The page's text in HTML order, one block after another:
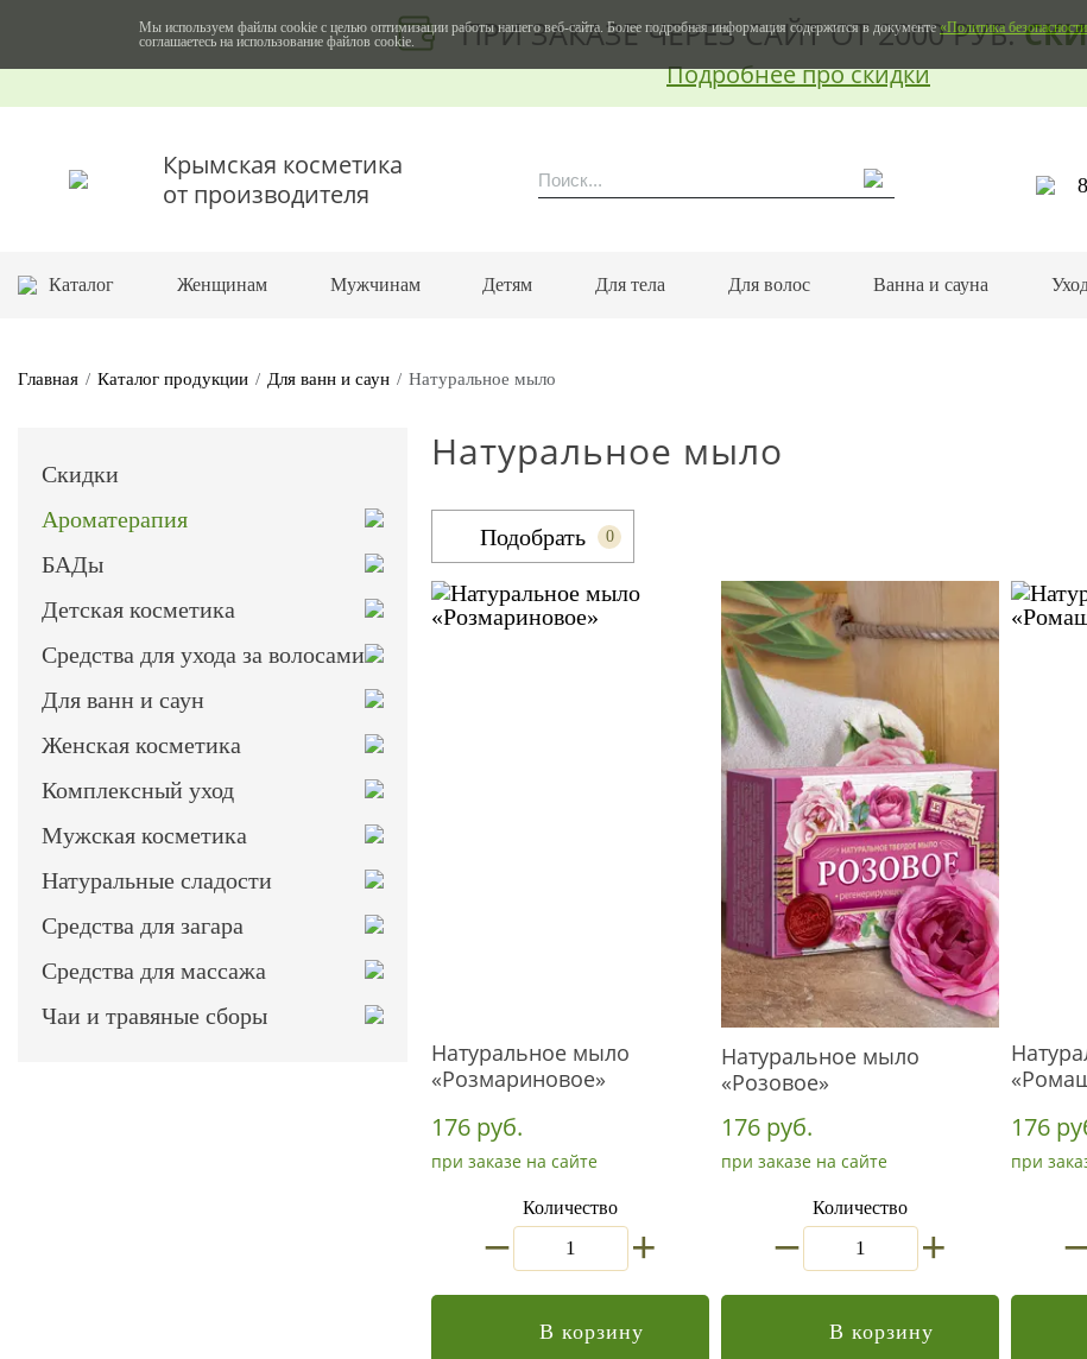
ПРИ ЗАКАЗЕ ЧЕРЕЗ САЙТ ОТ 2000 РУБ.
Подробнее про скидки
Крымская косметика
от производителя
Каталог Женщинам Мужчинам Детям Для тела Для волос Ванна и сауна
Главная Каталог продукции Для ванн и саун Натуральное мыло
Скидки
Ароматерапия
БАДы
Детская косметика
Средства для ухода за волосами
Для ванн и саун
Женская косметика
Комплексный уход
Мужская косметика
Натуральные сладости
Средства для загара
Средства для массажа
Чаи и травяные сборы
Натуральное мыло
Подобрать 0
Натуральное мыло
«Розмариновое»
176 руб.
при заказе на сайте
Количество
+
В корзину
Натуральное мыло
«Розовое»
176 руб.
при заказе на сайте
Количество
+
В корзину
176
при
Мы используем файлы cookie с целью оптимизации работы нашего веб-сайта. Более подробная информация содержится в документе«Политика
соглашаетесь на использование файлов cookie.